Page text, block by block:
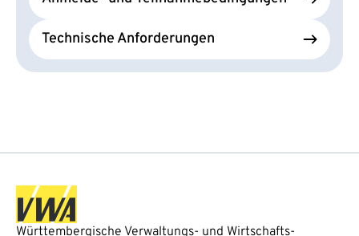
Technische Anforderungen
Württembergische Verwaltungs- und Wirtschafts-